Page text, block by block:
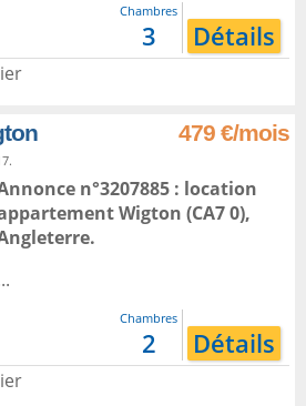
Chambres
3 Détails
479 €/mois
n°3207885 : location
Wigton (CA7 0),
.
Chambres
2 Détails